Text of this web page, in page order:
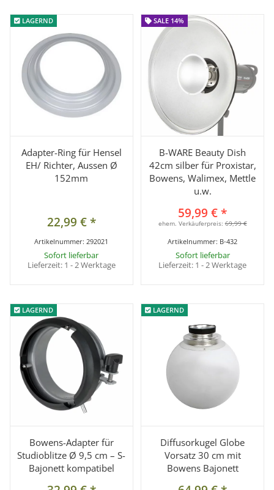
LAGERND
LAGERND
Adapter-Ring für Hensel
EH/ Richter, Aussen Ø
152mm
22,99 €*
Artikelnummer:292021
Sofort lieferbar
Lieferzeit: 1 - 2 Werktage
SALE 14%
SALE 14%
B-WARE Beauty Dish
42cm silber für Proxistar,
Bowens, Walimex, Mettle
u.w.
59,99 €*
ehem. Verkäuferpreis:69,99 €
Artikelnummer: B-432
Sofort lieferbar
Lieferzeit: 1 - 2 Werktage
LAGERND
LAGERND
Bowens-Adapter für
Studioblitze Ø 9,5 cm – S-
Bajonett kompatibel
LAGERND
LAGERND
Diffusorkugel Globe
Vorsatz 30 cm mit
Bowens Bajonett